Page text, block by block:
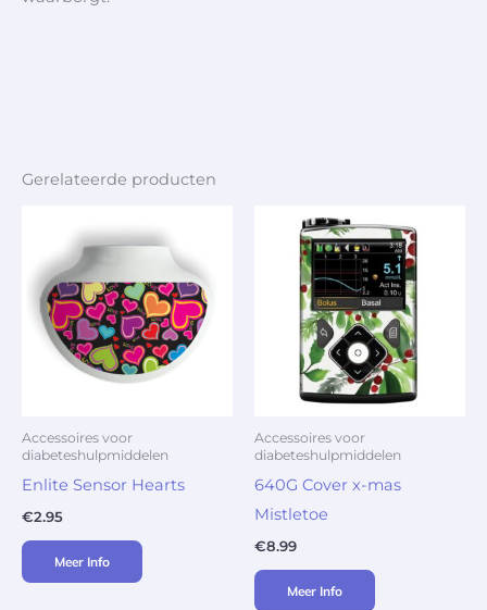
Gerelateerde producten
Accessoires voor
diabeteshulpmiddelen
Enlite Sensor Hearts
€2.95
Meer Info
Accessoires voor
diabeteshulpmiddelen
640G Cover x-mas
Mistletoe
€8.99
Meer Info